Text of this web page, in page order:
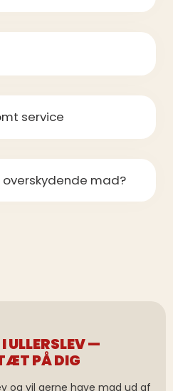
service
mad?
ULLERSLEV —
PÅ DIG
og vil gerne have mad ud af